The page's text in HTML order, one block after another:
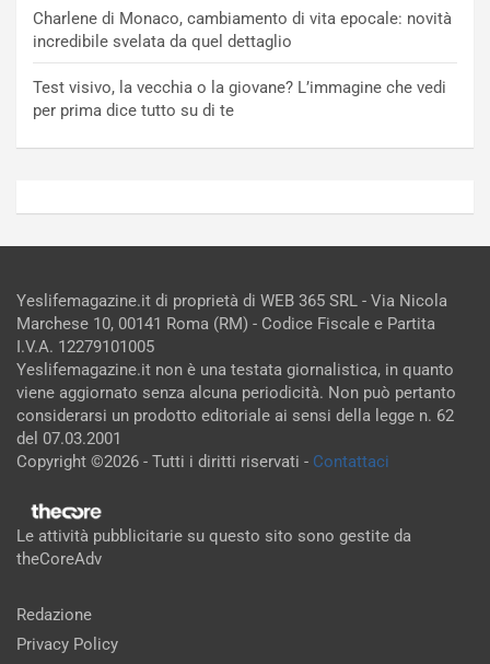
Charlene di Monaco, cambiamento di vita epocale: novità
incredibile svelata da quel dettaglio
Test visivo, la vecchia o la giovane? L’immagine che vedi
per prima dice tutto su di te
Yeslifemagazine.it di proprietà di WEB 365 SRL - Via Nicola
Marchese 10, 00141 Roma (RM) - Codice Fiscale e Partita
I.V.A. 12279101005
Yeslifemagazine.it non è una testata giornalistica, in quanto
viene aggiornato senza alcuna periodicità. Non può pertanto
considerarsi un prodotto editoriale ai sensi della legge n. 62
del 07.03.2001
Copyright ©2026 - Tutti i diritti riservati - Contattaci
Le attività pubblicitarie su questo sito sono gestite da
theCoreAdv
Redazione
Privacy Policy